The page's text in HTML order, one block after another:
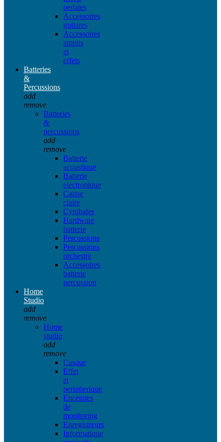
pedales
Accessoires
guitares
Accessoires
amplis
et
effets
Batteries
&
Percussions
add
remove
Batteries
&
percussions
add
remove
Batterie
acoustique
Batterie
electronique
Caisse
claire
Cymbales
Hardware
batterie
Percussions
Percussions
orchestre
Accessoires
batterie
percussion
Home
Studio
add
remove
Home
studio
add
remove
Casque
Effet
et
peripherique
Enceintes
de
monitoring
Enregistreurs
Informatique